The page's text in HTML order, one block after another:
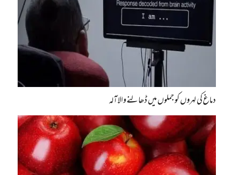
دماغ کی لہروں کو جملوں میں ڈھالنے والا آلہ